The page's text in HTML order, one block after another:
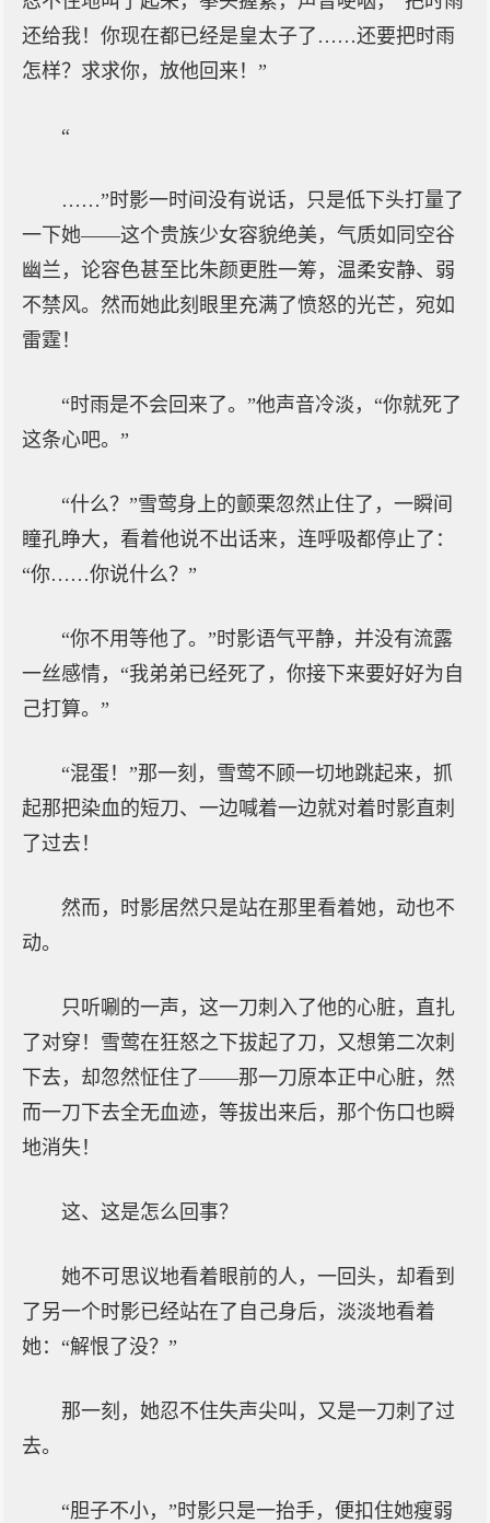
还给我！你现在都已经是皇太子了……还要把时雨
怎样？求求你，放他回来！”
“
……”时影一时间没有说话，只是低下头打量了
一下她——这个贵族少女容貌绝美，气质如同空谷
幽兰，论容色甚至比朱颜更胜一筹，温柔安静、弱
不禁风。然而她此刻眼里充满了愤怒的光芒，宛如
雷霆！
“时雨是不会回来了。”他声音冷淡，“你就死了
这条心吧。”
“什么？”雪莺身上的颤栗忽然止住了，一瞬间
瞳孔睁大，看着他说不出话来，连呼吸都停止了：
“你……你说什么？”
“你不用等他了。”时影语气平静，并没有流露
一丝感情，“我弟弟已经死了，你接下来要好好为自
己打算。”
“混蛋！”那一刻，雪莺不顾一切地跳起来，抓
起那把染血的短刀、一边喊着一边就对着时影直刺
了过去！
然而，时影居然只是站在那里看着她，动也不
动。
只听唰的一声，这一刀刺入了他的心脏，直扎
了对穿！雪莺在狂怒之下拔起了刀，又想第二次刺
下去，却忽然怔住了——那一刀原本正中心脏，然
而一刀下去全无血迹，等拔出来后，那个伤口也瞬
地消失！
这、这是怎么回事？
她不可思议地看着眼前的人，一回头，却看到
了另一个时影已经站在了自己身后，淡淡地看着
她：“解恨了没？”
那一刻，她忍不住失声尖叫，又是一刀刺了过
去。
“胆子不小，”时影只是一抬手，便扣住她瘦弱